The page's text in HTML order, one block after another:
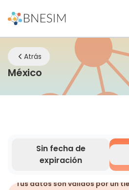
Atrás
MéxicoeSIM | Mantente
Sin fecha de
expiración
Tus datos son válidos por un